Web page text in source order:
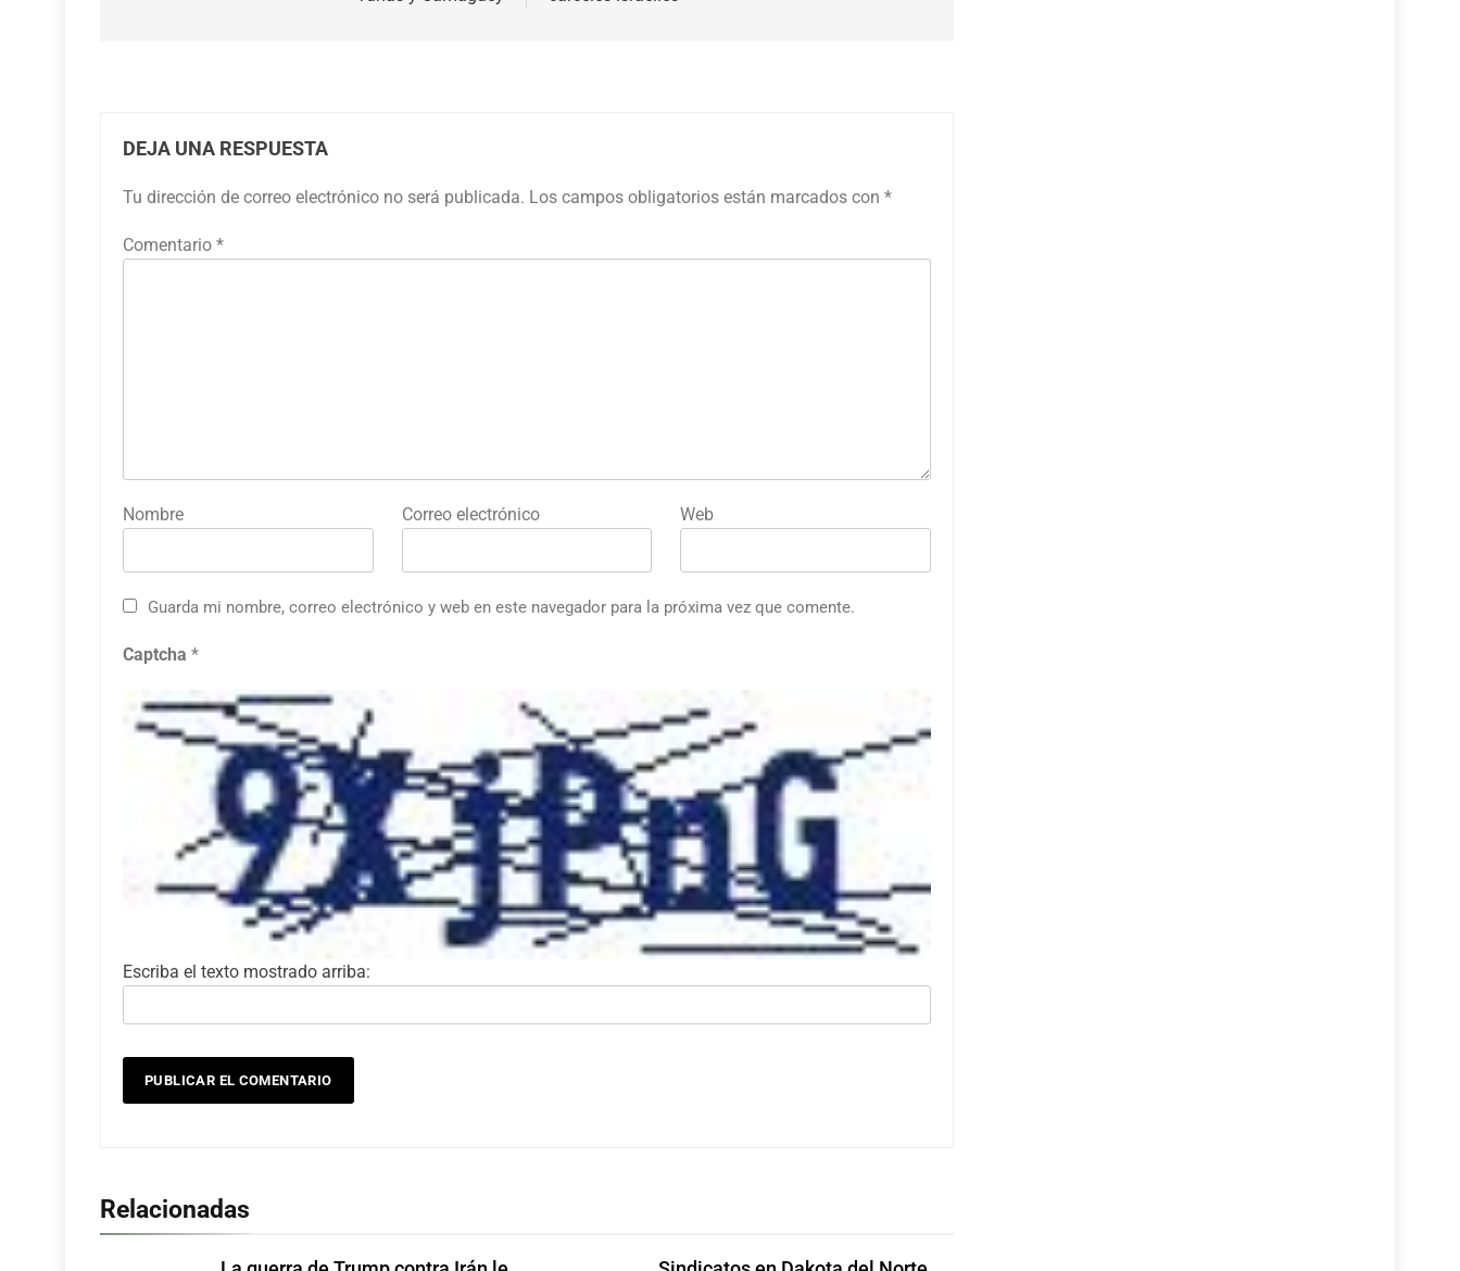
DEJA UNA RESPUESTA
Tu dirección de correo electrónico no será publicada. Los campos obligatorios están marcados con *
Comentario *
Nombre Correo electrónico Web
Guarda mi nombre, correo electrónico y web en este navegador para la próxima vez que comente.
Captcha *
Escriba el texto mostrado arriba:
Relacionadas